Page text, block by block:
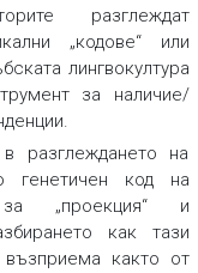
разглеждат
„кодове“ или
лингвокултура
за наличие/
разглеждането на
генетичен код на
„проекция“ и
как тази
както от